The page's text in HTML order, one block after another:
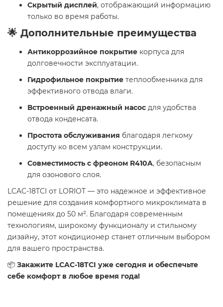
Скрытый дисплей, отображающий информацию
только во время работы.
🌟 Дополнительные преимущества
Антикоррозийное покрытие корпуса для
долговечности эксплуатации.
Гидрофильное покрытие теплообменника для
эффективного отвода влаги.
Встроенный дренажный насос для удобства
отвода конденсата.
Простота обслуживания благодаря легкому
доступу ко всем узлам конструкции.
Совместимость с фреоном R410A, безопасным
для озонового слоя.
LCAC-18TCI от LORIOT — это надежное и эффективное
решение для создания комфортного микроклимата в
помещениях до 50 м². Благодаря современным
технологиям, широкому функционалу и стильному
дизайну, этот кондиционер станет отличным выбором
для вашего пространства.
📦 Закажите LCAC-18TCI уже сегодня и обеспечьте
себе комфорт в любое время года!